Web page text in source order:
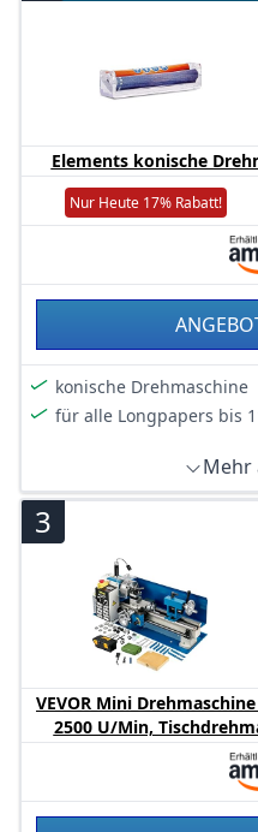
Elements konische
Nur Heute 17% Rabatt!
konische Drehmaschine
für alle Longpapers bis
Mehr
3
VEVOR Mini
2500 U/Min,